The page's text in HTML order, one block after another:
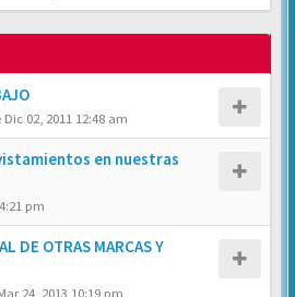
Dic 02, 2011 12:48 am
en nuestras
pm
DE OTRAS MARCAS Y
24, 2013 10:19 pm